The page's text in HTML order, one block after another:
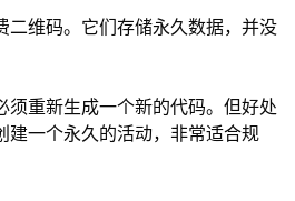
二维码。它们存储永久数据，并没
须重新生成一个新的代码。但好处
建一个永久的活动，非常适合规